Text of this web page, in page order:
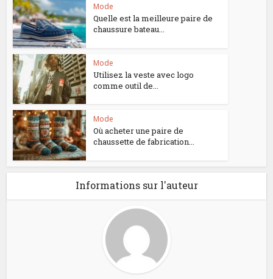
Mode
Quelle est la meilleure paire de
chaussure bateau...
Mode
Utilisez la veste avec logo
comme outil de...
Mode
Où acheter une paire de
chaussette de fabrication...
Informations sur l'auteur